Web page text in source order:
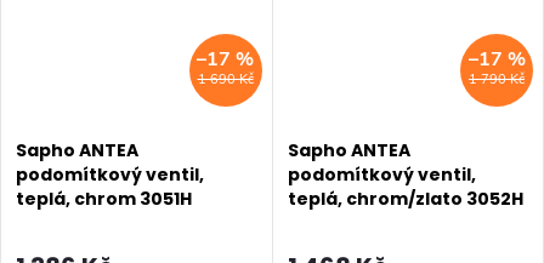
1 690 Kč
–17 %
Sapho ANTEA
podomítkový ventil,
teplá, chrom 3051H
1 790 Kč
–17 %
Sapho ANTEA
podomítkový ventil,
teplá, chrom/zlato 3052H